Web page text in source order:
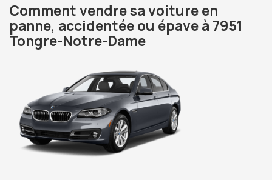
Comment vendre sa voiture en
panne, accidentée ou épave à 7951
Tongre-Notre-Dame